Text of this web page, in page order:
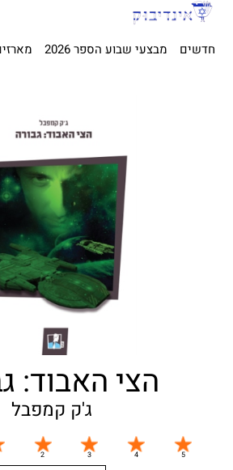
חדשים מבצעי שבוע הספר 2026
הצי האבוד:
ג'ק קמפבל